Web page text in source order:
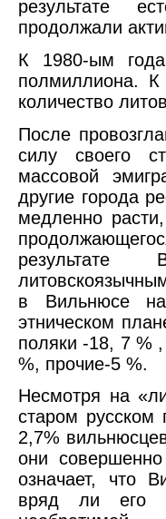
результате
продолжали
К 1980-ым
полмиллиона.
количество
После
силу своего
массовой
другие города
медленно
результате
в Вильнюсе
этническом
поляки -18, 7 %
%, прочие-5 %.
Несмотря на
старом
2,7%
они
означает, что
вряд ли его